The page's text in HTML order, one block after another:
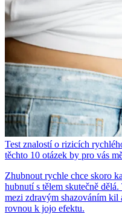
Test znalostí o rizicích
těchto 10 otázek by pro vás
Zhubnout rychle chce skoro
hubnutí s tělem skutečně
mezi zdravým shazováním
rovnou k jojo efektu.